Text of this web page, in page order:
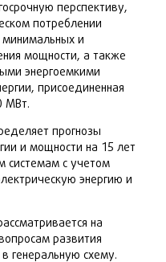
перспективу,
потреблении
минимальных и
мощности, а также
энергоемкими
присоединенная
МВт.
прогнозы
и мощности на 15 лет
системам с учетом
энергию и
на
развития
генеральную схему.